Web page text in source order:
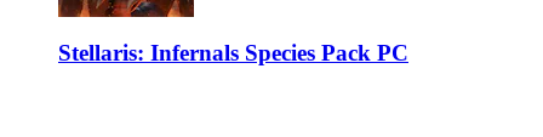
Stellaris: Infernals Species Pack PC